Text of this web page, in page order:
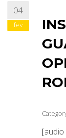
ABRANGÊNCIA
04
fev
[audio